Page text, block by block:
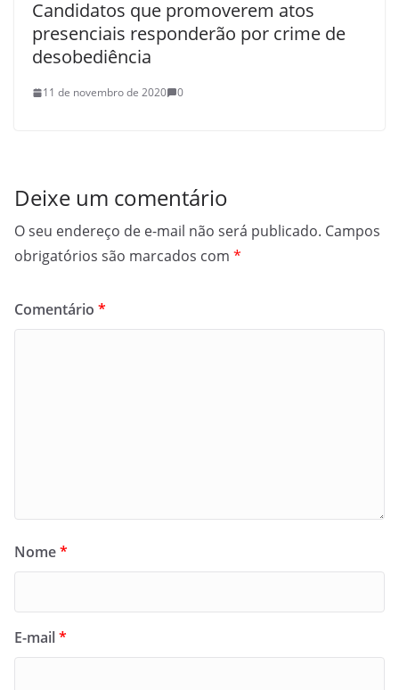
Candidatos que promoverem atos
presenciais responderão por crime de
desobediência
11 de novembro de 2020 0
Deixe um comentário
O seu endereço de e-mail não será publicado. Campos
obrigatórios são marcados com *
Comentário *
Nome*
E-mail*